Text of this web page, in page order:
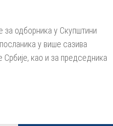
за одборника у Скупштини
у више сазива
као и за председника